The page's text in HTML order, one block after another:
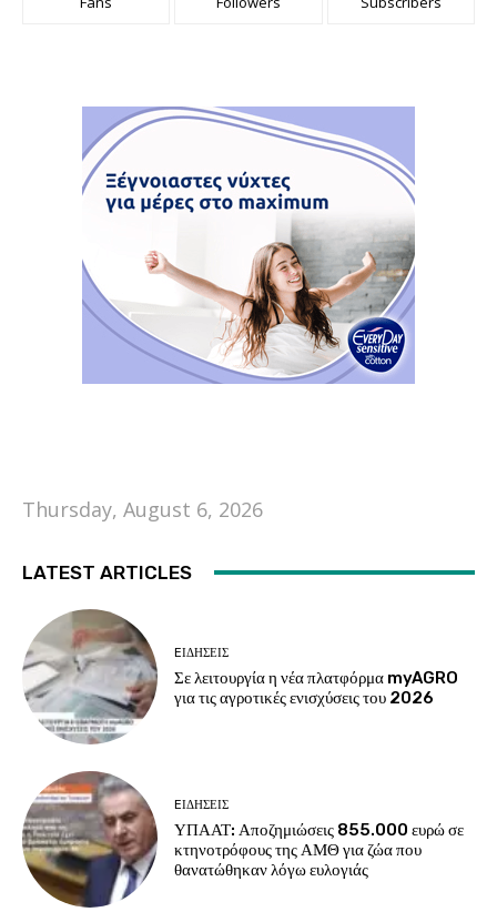
Thursday, August 6, 2026
LATEST ARTICLES
EΙΔΗΣΕΙΣ
Σε λειτουργία η νέα πλατφόρμα myAGRO
για τις αγροτικές ενισχύσεις του 2026
EΙΔΗΣΕΙΣ
ΥΠΑΑΤ: Αποζημιώσεις 855.000 ευρώ σε
κτηνοτρόφους της ΑΜΘ για ζώα που
θανατώθηκαν λόγω ευλογιάς